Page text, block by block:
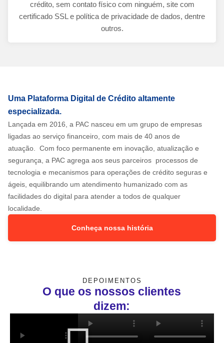
crédito, sem contato físico com ninguém, site com
certificado SSL e política de privacidade de dados, dentre
outros.
Uma Plataforma Digital de Crédito altamente
especializada.
Lançada em 2016, a PAC nasceu em um grupo de empresas
ligadas ao serviço financeiro, com mais de 40 anos de
atuação. Com foco permanente em inovação, atualização e
segurança, a PAC agrega aos seus parceiros processos de
tecnologia e mecanismos para operações de crédito seguras e
ágeis, equilibrando um atendimento humanizado com as
facilidades do digital para atender a todos de qualquer
localidade.
Conheça nossa história
DEPOIMENTOS
O que os nossos clientes
dizem: